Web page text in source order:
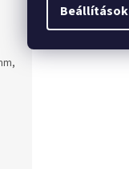
Beállítások